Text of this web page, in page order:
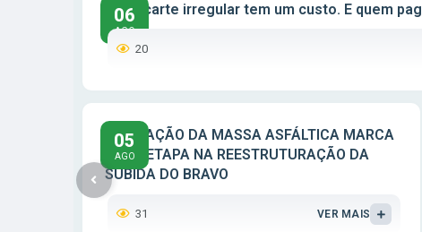
O descarte irregular tem um custo. E quem
06
AGO
20
APLICAÇÃO DA MASSA ASFÁLTICA MARCA
NOVA ETAPA NA REESTRUTURAÇÃO DA
SUBIDA DO BRAVO
05
AGO
31 VER MAIS